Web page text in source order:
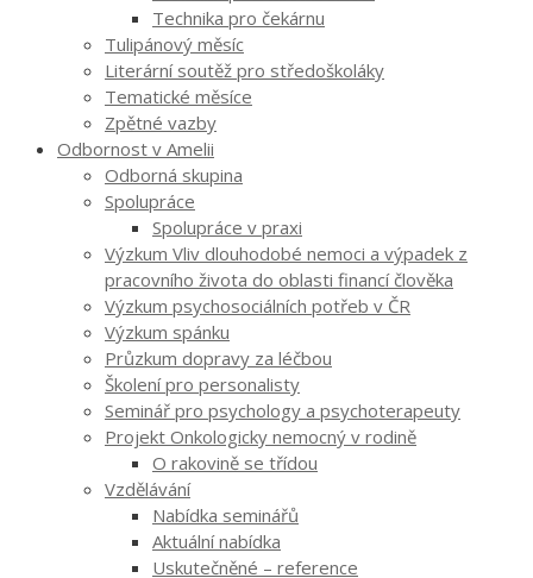
Technika pro čekárnu
Tulipánový měsíc
Literární soutěž pro středoškoláky
Tematické měsíce
Zpětné vazby
Odbornost v Amelii
Odborná skupina
Spolupráce
Spolupráce v praxi
Výzkum Vliv dlouhodobé nemoci a výpadek z
pracovního života do oblasti financí člověka
Výzkum psychosociálních potřeb v ČR
Výzkum spánku
Průzkum dopravy za léčbou
Školení pro personalisty
Seminář pro psychology a psychoterapeuty
Projekt Onkologicky nemocný v rodině
O rakovině se třídou
Vzdělávání
Nabídka seminářů
Aktuální nabídka
Uskutečněné – reference